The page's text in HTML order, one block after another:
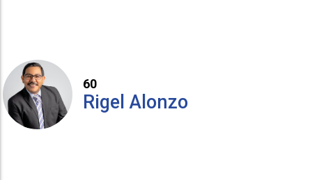
60
Rigel Alonzo